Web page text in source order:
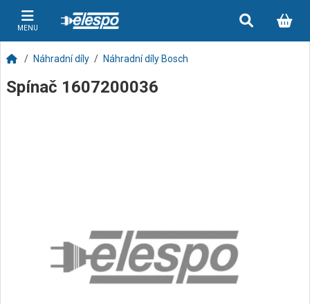
MENU
Náhradní díly Náhradní díly Bosch
Spínač 1607200036